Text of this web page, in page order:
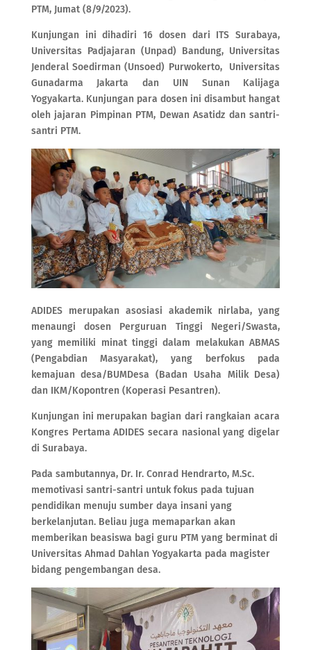
PTM, Jumat (8/9/2023).
Kunjungan ini dihadiri 16 dosen dari ITS Surabaya,
Universitas Padjajaran (Unpad) Bandung, Universitas
Jenderal Soedirman (Unsoed) Purwokerto, Universitas
Gunadarma Jakarta dan UIN Sunan Kalijaga
Yogyakarta. Kunjungan para dosen ini disambut hangat
oleh jajaran Pimpinan PTM, Dewan Asatidz dan santri-
santri PTM.
ADIDES merupakan asosiasi akademik nirlaba, yang
menaungi dosen Perguruan Tinggi Negeri/Swasta,
yang memiliki minat tinggi dalam melakukan ABMAS
(Pengabdian Masyarakat), yang berfokus pada
kemajuan desa/BUMDesa (Badan Usaha Milik Desa)
dan IKM/Kopontren (Koperasi Pesantren).
Kunjungan ini merupakan bagian dari rangkaian acara
Kongres Pertama ADIDES secara nasional yang digelar
di Surabaya.
Pada sambutannya, Dr. Ir. Conrad Hendrarto, M.Sc.
memotivasi santri-santri untuk fokus pada tujuan
pendidikan menuju sumber daya insani yang
berkelanjutan. Beliau juga memaparkan akan
memberikan beasiswa bagi guru PTM yang berminat di
Universitas Ahmad Dahlan Yogyakarta pada magister
bidang pengembangan desa.